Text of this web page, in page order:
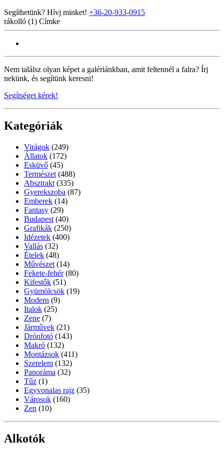
Segíthetünk? Hívj minket! +36-20-933-0915
rákolló (1) Címke
Nem találsz olyan képet a galériánkban, amit feltennél a falra? Írj
nekünk, és segítünk keresni!
Segítséget kérek!
Kategóriák
Virágok (249)
Állatok (172)
Esküvő (45)
Természet (488)
Absztrakt (335)
Gyerekszoba (87)
Emberek (14)
Fantasy (29)
Budapest (40)
Grafikák (250)
Idézetek (400)
Vallás (32)
Ételek (48)
Művészet (14)
Fekete-fehér (80)
Kifestők (51)
Gyümölcsök (19)
Modern (9)
Italok (25)
Zene (7)
Járművek (21)
Drónfotó (143)
Makró (132)
Montázsok (411)
Szerelem (132)
Panoráma (32)
Tűz (1)
Egyvonalas rajz (35)
Városok (160)
Zen (10)
Alkotók